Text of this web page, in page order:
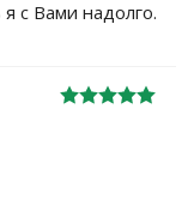
с Вами надолго.